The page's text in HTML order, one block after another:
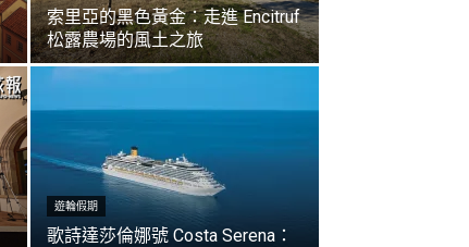
索里亞的黑色黃金：走進 Encitruf
松露農場的風土之旅
遊輪假期
歌詩達莎倫娜號 Costa Serena：